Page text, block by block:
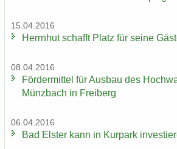
15.04.2016
Herrn­hut schafft Platz für seine
08.04.2016
För­der­mit­tel für Aus­bau des
Münz­bach in Frei­berg
06.04.2016
Bad Els­ter kann in Kur­park